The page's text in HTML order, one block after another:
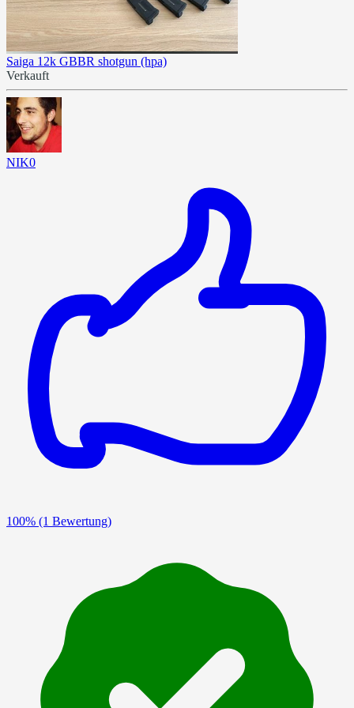
Saiga 12k GBBR shotgun (hpa)
Verkauft
NIK0
100% (1 Bewertung)